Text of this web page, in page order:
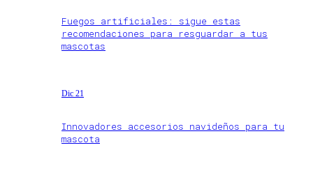
Fuegos artificiales: sigue estas
recomendaciones para resguardar a tus
mascotas
Dic 21
Innovadores accesorios navideños para tu
mascota